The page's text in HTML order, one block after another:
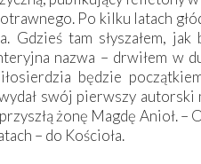
Po kilku latach
Gdzieś tam słyszałem,
nazwa – drwiłem w
będzie
swój pierwszy autorski
żonę Magdę Anioł. –
– do Kościoła.